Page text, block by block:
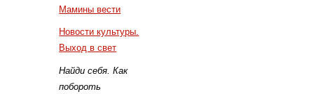
Мамины вести
Новости культуры.
Выход в свет
Найди себя. Как
побороть